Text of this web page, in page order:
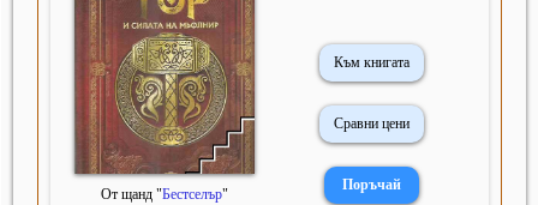
От щанд "Бестселър"
Към книгата
Сравни цени